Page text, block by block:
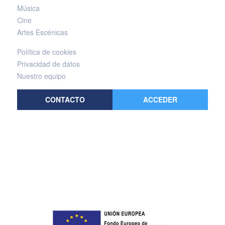
Música
Cine
Artes Escénicas
Política de cookies
Privacidad de datos
Nuestro equipo
CONTACTO ACCEDER